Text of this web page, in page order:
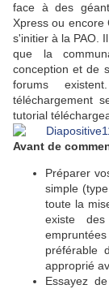
face à des
Xpress ou encore
s'initier à la PAO.
que la
conception et de
forums
téléchargement
tutorial
Avant de
Préparer
simple
toute la
existe
préférable
approprié
Essayez